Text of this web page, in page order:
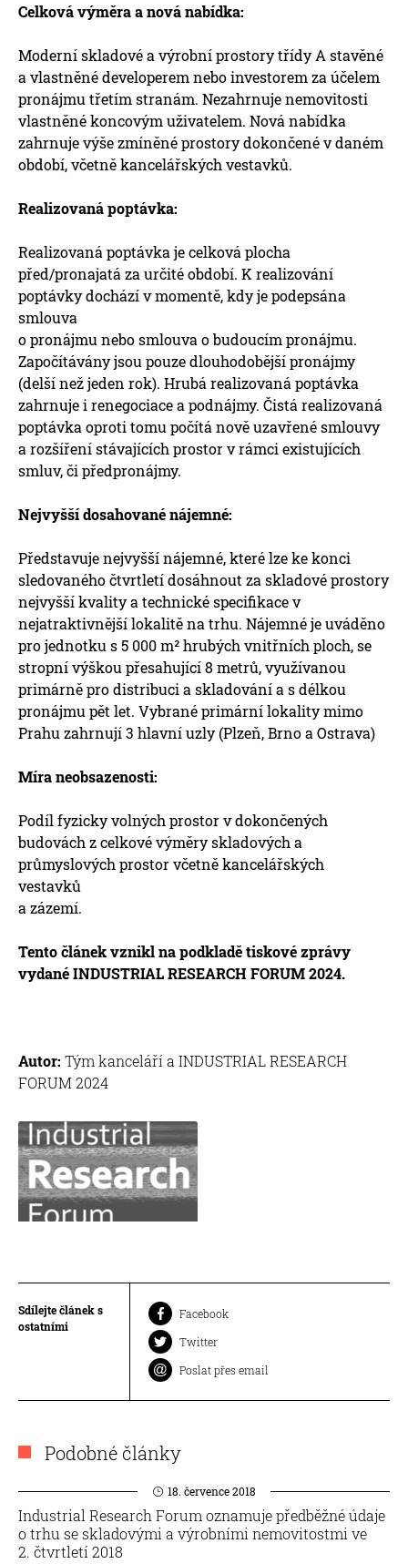
Celková výměra a nová nabídka:
Moderní skladové a výrobní prostory třídy A stavěné
a vlastněné developerem nebo investorem za účelem
pronájmu třetím stranám. Nezahrnuje nemovitosti
vlastněné koncovým uživatelem. Nová nabídka
zahrnuje výše zmíněné prostory dokončené v daném
období, včetně kancelářských vestavků.
Realizovaná poptávka:
Realizovaná poptávka je celková plocha
před/pronajatá za určité období. K realizování
poptávky dochází v momentě, kdy je podepsána
smlouva
o pronájmu nebo smlouva o budoucím pronájmu.
Započítávány jsou pouze dlouhodobější pronájmy
(delší než jeden rok). Hrubá realizovaná poptávka
zahrnuje i renegociace a podnájmy. Čistá realizovaná
poptávka oproti tomu počítá nově uzavřené smlouvy
a rozšíření stávajících prostor v rámci existujících
smluv, či předpronájmy.
Nejvyšší dosahované nájemné:
Představuje nejvyšší nájemné, které lze ke konci
sledovaného čtvrtletí dosáhnout za skladové prostory
nejvyšší kvality a technické specifikace v
nejatraktivnější lokalitě na trhu. Nájemné je uváděno
pro jednotku s 5 000 m² hrubých vnitřních ploch, se
stropní výškou přesahující 8 metrů, využívanou
primárně pro distribuci a skladování a s délkou
pronájmu pět let. Vybrané primární lokality mimo
Prahu zahrnují 3 hlavní uzly (Plzeň, Brno a Ostrava)
Míra neobsazenosti:
Podíl fyzicky volných prostor v dokončených
budovách z celkové výměry skladových a
průmyslových prostor včetně kancelářských
vestavků
a zázemí.
Tento článek vznikl na podkladě tiskové zprávy
vydanéINDUSTRIAL RESEARCH FORUM 2024.
Autor: Tým kanceláří a INDUSTRIAL RESEARCH
FORUM 2024
Sdílejte článek s
ostatními
Facebook
Twitter
Poslat přes email
Podobné články
18. července 2018
Industrial Research Forum oznamuje předběžné údaje
o trhu se skladovými a výrobními nemovitostmi ve
2. čtvrtletí 2018